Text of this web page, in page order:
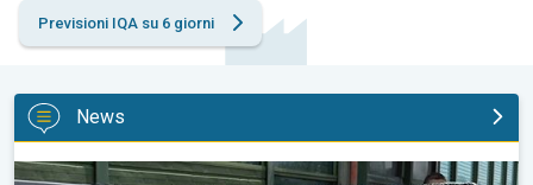
Previsioni IQA su 6 giorni
News
Ancora fenomeni estremi sull'Italia. Cronaca meteo. . .